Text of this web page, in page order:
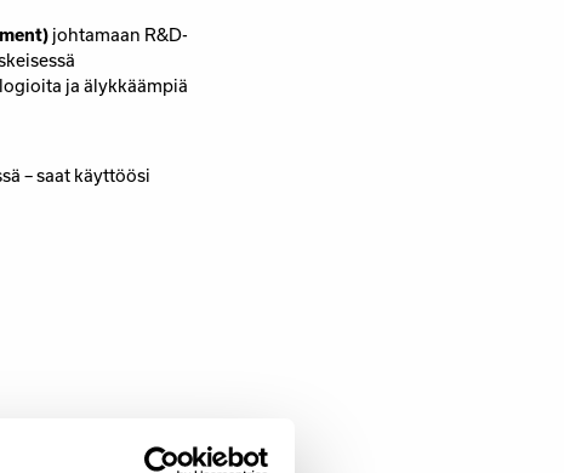
johtamaan R&D-
ja älykkäämpiä
– saat käyttöösi